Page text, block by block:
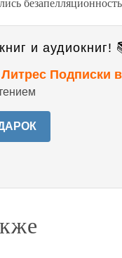
и аудиокниг!
Подписки